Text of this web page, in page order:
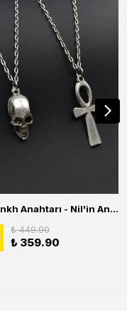
2'li Ankh Anahtarı - Nil'in Anahtarı - Kuru Kafa Erkek Kadın Kolye Seti
₺ 449.90
₺ 359.90